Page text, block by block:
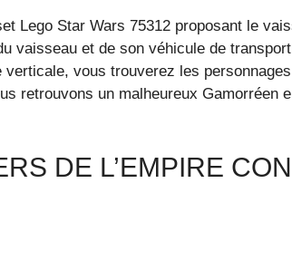
Lego Star Wars 75312 proposant le
vaisseau et de son véhicule de
vous trouverez les
retrouvons un malheureux Gamorréen
DE L’EMPIRE